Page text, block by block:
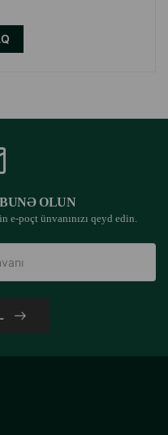
OLUN
e-poçt ünvanınızı qeyd edin.